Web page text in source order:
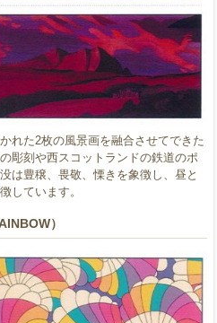
れた2枚の風景画を融合させてできた
彫刻や西スコットランドの鉄道のポ
は豊穣、畏敬、慄きを象徴し、昼と
しています。
）